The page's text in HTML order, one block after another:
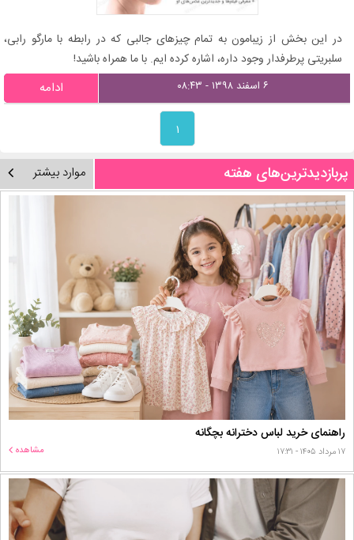
در این بخش از زیبامون به تمام چیزهای جالبی که در رابطه با مارگو رابی،
سلبریتی پرطرفدار وجود داره، اشاره کرده ایم. با ما همراه باشید!
۶ اسفند ۱۳۹۸ - ۰۸:۴۳ ادامه
۱
پربازدیدترین‌های هفته موارد بیشتر
راهنمای خرید لباس دخترانه بچگانه
۱۷ مرداد ۱۴۰۵ - ۱۷:۳۱ مشاهده